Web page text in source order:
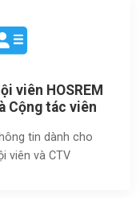
viên HOSREM
Cộng tác viên
tin dành cho
viên và CTV